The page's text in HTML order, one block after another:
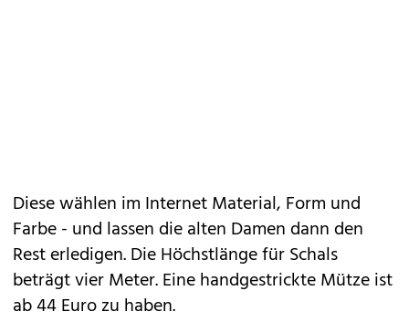
Diese wählen im Internet Material, Form und
Farbe - und lassen die alten Damen dann den
Rest erledigen. Die Höchstlänge für Schals
beträgt vier Meter. Eine handgestrickte Mütze ist
ab 44 Euro zu haben.